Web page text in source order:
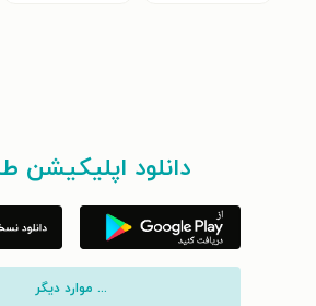
دانلود اپلیکیشن
... موارد دیگر